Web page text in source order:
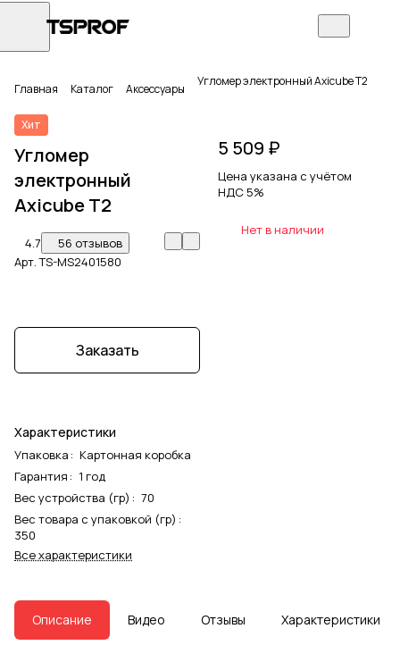
Главная Каталог Аксессуары Угломер электронный Axicube T2
Хит
Угломер
электронный
Axicube T2
4.7
56 отзывов
Арт.TS-MS2401580
Заказать
Характеристики
Упаковка : Картонная коробка
Гарантия : 1 год
Вес устройства (гр) : 70
Вес товара с упаковкой (гр) :
350
Все характеристики
5 509 ₽
Цена указана с учётом
НДС 5%
Нет в наличии
Описание Видео Отзывы Характеристики